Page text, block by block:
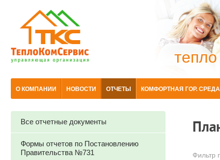
тепло
О КОМПАНИИ НОВОСТИ ОТЧЕТЫ КОМФОРТНАЯ ГОР. СРЕДА
Фильтр
Все отчетные документы
Формы отчетов по Постановлению
Правительства №731